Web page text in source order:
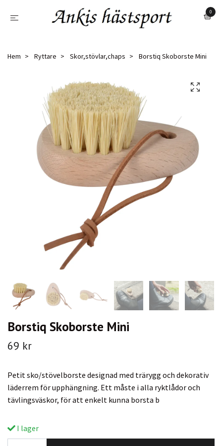
0
Hem Ryttare Skor,stövlar,chaps Borstiq Skoborste Mini
Borstiq Skoborste Mini
69 kr
Petit sko/stövelborste designad med trärygg och dekorativ
läderrem för upphängning. Ett måste i alla ryktlådor och
tävlingsväskor, för att enkelt kunna borsta b
I lager